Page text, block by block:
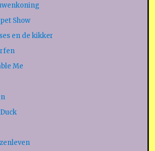
Show
en de kikker
Me